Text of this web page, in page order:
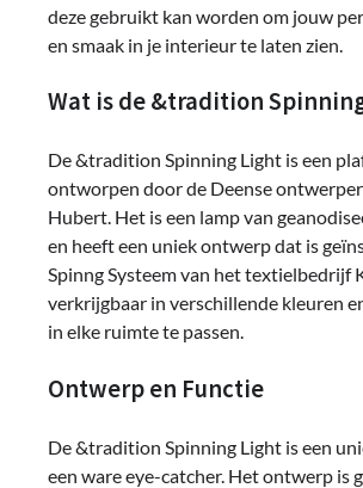
deze gebruikt kan worden om jouw
en smaak in je interieur te laten zien.
Wat is de &tradition
De &tradition Spinning Light is een
ontworpen door de Deense
Hubert. Het is een lamp van
en heeft een uniek ontwerp dat is
Spinng Systeem van het textielbedrijf
verkrijgbaar in verschillende kleuren
in elke ruimte te passen.
Ontwerp en Functie
De &tradition Spinning Light is een
een ware eye-catcher. Het ontwerp is